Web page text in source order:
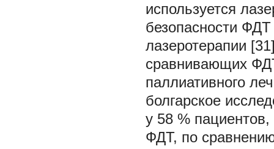
используется
безопасности ФДТ
лазеротерапии
сравнивающих
паллиативного
болгарское
у 58 %
ФДT, по